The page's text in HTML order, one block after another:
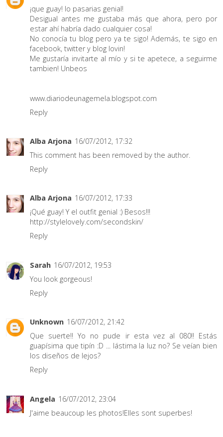
¡que guay! lo pasarias genial!
Desigual antes me gustaba más que ahora, pero por
estar ahí habría dado cualquier cosa!
No conocía tu blog pero ya te sigo! Además, te sigo en
facebook, twitter y blog lovin!
Me gustaría invitarte al mío y si te apetece, a seguirme
tambien! Unbeos
www.diariodeunagemela.blogspot.com
Reply
Alba Arjona 16/07/2012, 17:32
This comment has been removed by the author.
Reply
Alba Arjona 16/07/2012, 17:33
¡Qué guay! Y el outfit genial :) Besos!!!
http://stylelovely.com/secondskin/
Reply
Sarah 16/07/2012, 19:53
You look gorgeous!
Reply
Unknown 16/07/2012, 21:42
Que suerte!! Yo no pude ir esta vez al 080!! Estás
guapísima que tipín :D ... lástima la luz no? Se veían bien
los diseños de lejos?
Reply
Angela 16/07/2012, 23:04
J'aime beaucoup les photos!Elles sont superbes!